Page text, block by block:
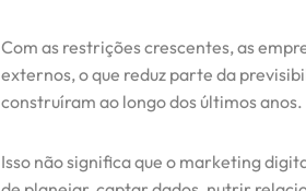
Com as restrições crescentes, as
externos, o que reduz parte da
construíram ao longo dos últimos anos.
Isso não significa que o marketing